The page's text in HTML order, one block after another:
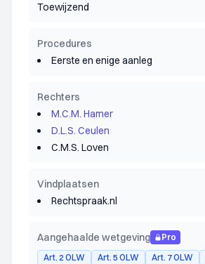
Toewijzend
Procedures
Eerste en enige aanleg
Rechters
M.C.M. Hamer
D.L.S. Ceulen
C.M.S. Loven
Vindplaatsen
Rechtspraak.nl
Aangehaalde wetgeving
Pro
Art. 2 OLW
Art. 5 OLW Art. 7 OLW